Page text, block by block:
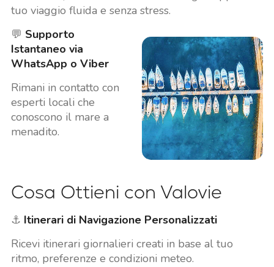
tuo viaggio fluida e senza stress.
Cosa Ottieni con Valovie
💬 Supporto
Istantaneo via
WhatsApp o Viber
Rimani in contatto con
esperti locali che
conoscono il mare a
menadito.
⚓ Itinerari di Navigazione Personalizzati
Ricevi itinerari giornalieri creati in base al tuo
ritmo, preferenze e condizioni meteo.